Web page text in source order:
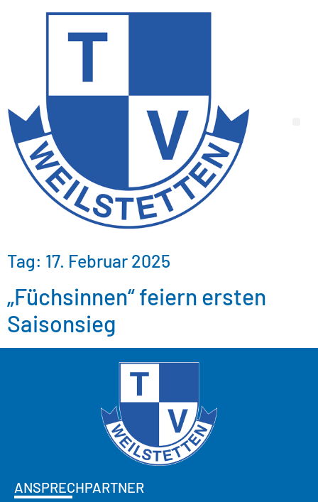
Tag: 17. Februar 2025
„Füchsinnen“ feiern ersten
Saisonsieg
ANSPRECHPARTNER